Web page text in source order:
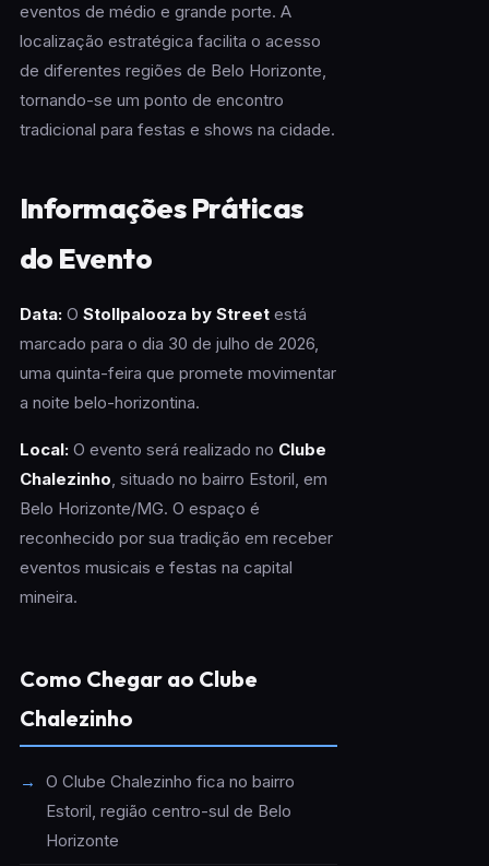
eventos de médio e grande porte. A
localização estratégica facilita o acesso
de diferentes regiões de Belo Horizonte,
tornando-se um ponto de encontro
tradicional para festas e shows na cidade.
Informações Práticas
do Evento
Data:O Stollpalooza by Streetestá
marcado para o dia 30 de julho de 2026,
uma quinta-feira que promete movimentar
a noite belo-horizontina.
Local:O evento será realizado no Clube
Chalezinho, situado no bairro Estoril, em
Belo Horizonte/MG. O espaço é
reconhecido por sua tradição em receber
eventos musicais e festas na capital
mineira.
Como Chegar ao Clube
Chalezinho
O Clube Chalezinho fica no bairro
Estoril, região centro-sul de Belo
Horizonte